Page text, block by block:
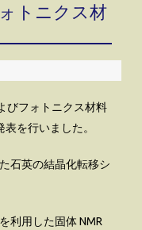
トニクス材
びフォトニクス材料
を行いました。
石英の結晶化転移シ
利用した固体 NMR